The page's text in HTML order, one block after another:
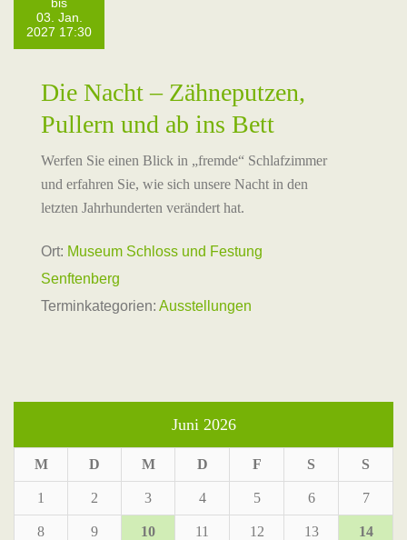
bis
03. Jan.
2027 17:30
Die Nacht – Zähneputzen,
Pullern und ab ins Bett
Werfen Sie einen Blick in „fremde“ Schlafzimmer
und erfahren Sie, wie sich unsere Nacht in den
letzten Jahrhunderten verändert hat.
Ort: Museum Schloss und Festung
Senftenberg
Terminkategorien: Ausstellungen
Juni 2026
M D M D F S S
1 2 3 4 5 6 7
8 9 10 11 12 13 14